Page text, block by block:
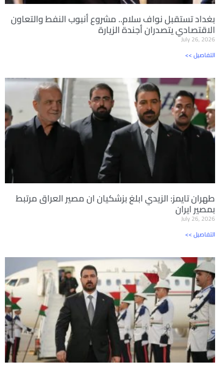
بغداد تستقبل نواف سلام.. مشروع أنبوب النفط والتعاون
الاقتصادي يتصدران أجندة الزيارة
July 26, 2026
<< التفاصيل
طهران تايمز: الزيدي ابلغ بزشكيان ان مصير العراق مرتبط
بمصير ايران
July 26, 2026
<< التفاصيل